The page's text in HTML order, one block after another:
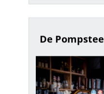
De Pompstee